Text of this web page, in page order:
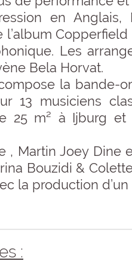
en
l’album
Les
Bela Horvat.
la
13 musiciens
25 m² à Ijburg et
, Martin Joey Dine
Bouzidi &
la production
: